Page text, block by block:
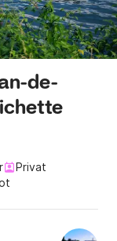
de-
Privat